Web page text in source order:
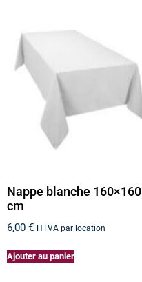
Nappe blanche 160×160
cm
6,00 € HTVA par location
Ajouter au panier